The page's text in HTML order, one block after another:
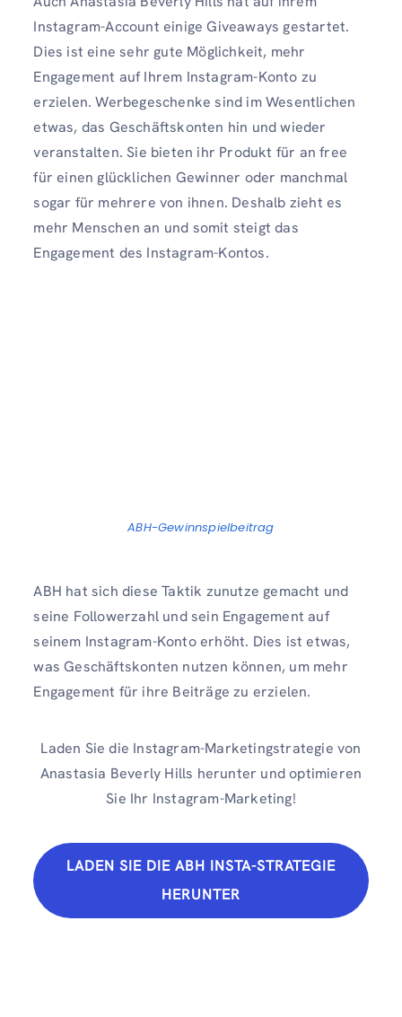
Instagram-Account einige Giveaways gestartet.
Dies ist eine sehr gute Möglichkeit, mehr
Engagement auf Ihrem Instagram-Konto zu
erzielen. Werbegeschenke sind im Wesentlichen
etwas, das Geschäftskonten hin und wieder
veranstalten. Sie bieten ihr Produkt für an free
für einen glücklichen Gewinner oder manchmal
sogar für mehrere von ihnen. Deshalb zieht es
mehr Menschen an und somit steigt das
Engagement des Instagram-Kontos.
ABH-Gewinnspielbeitrag
ABH hat sich diese Taktik zunutze gemacht und
seine Followerzahl und sein Engagement auf
seinem Instagram-Konto erhöht. Dies ist etwas,
was Geschäftskonten nutzen können, um mehr
Engagement für ihre Beiträge zu erzielen.
Laden Sie die Instagram-Marketingstrategie von
Anastasia Beverly Hills herunter und optimieren
Sie Ihr Instagram-Marketing!
LADEN SIE DIE ABH INSTA-STRATEGIE
HERUNTER